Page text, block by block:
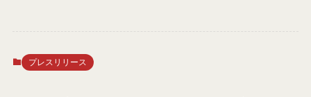
プレスリリース